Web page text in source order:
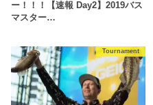
ー！！！【速報 Day2】2019バス
マスター…
Tournament